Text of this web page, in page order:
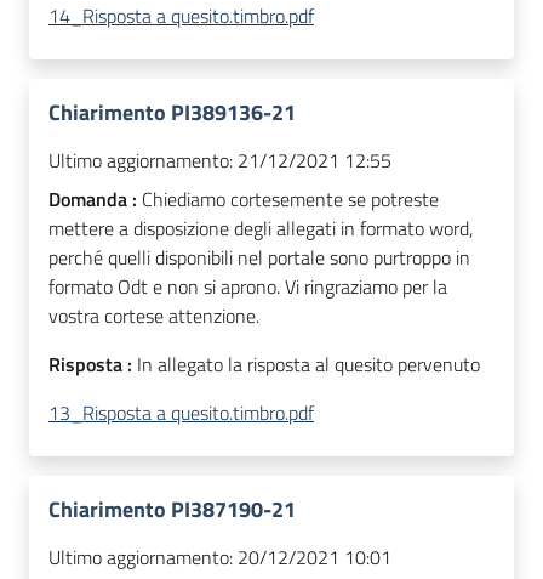
14_Risposta a quesito.timbro.pdf
Chiarimento PI389136-21
Ultimo aggiornamento: 21/12/2021 12:55
Domanda : Chiediamo cortesemente se potreste
mettere a disposizione degli allegati in formato word,
perché quelli disponibili nel portale sono purtroppo in
formato Odt e non si aprono. Vi ringraziamo per la
vostra cortese attenzione.
Risposta : In allegato la risposta al quesito pervenuto
13_Risposta a quesito.timbro.pdf
Chiarimento PI387190-21
Ultimo aggiornamento: 20/12/2021 10:01